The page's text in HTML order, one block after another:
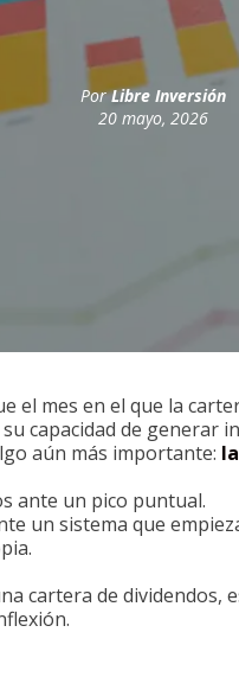
PorLibre Inversión
20 mayo, 2026
el mes en el que la
capacidad de generar
aún más importante:
ante un pico puntual.
un sistema que
cartera de dividendos,